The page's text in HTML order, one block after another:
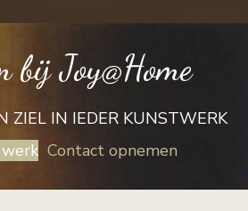
bij Joy@Home
ZIEL IN IEDER KUNSTWERK
Contact opnemen